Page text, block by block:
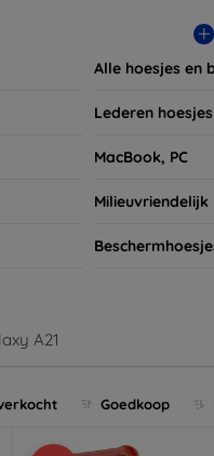
schermbeschermers
en geef uw apparaat de
Alle hoesjes en
Lederen hoesjes
MacBook, PC
Milieuvriendelijk
A21
Goedkoop